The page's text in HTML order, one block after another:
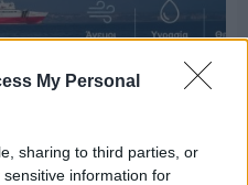
My Personal
sharing to third parties, or
information for
3 Αυγούστου 2026